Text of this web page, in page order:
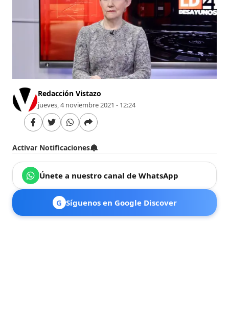
Redacción Vistazo
jueves, 4 noviembre 2021 - 12:24
Activar Notificaciones
Únete a nuestro canal de WhatsApp
G Síguenos en Google Discover